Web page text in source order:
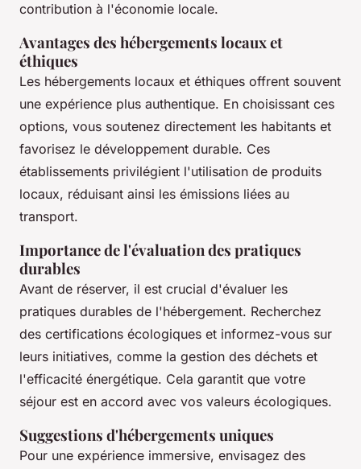
contribution à l'économie locale.
Avantages des hébergements locaux et
éthiques
Les hébergements locaux et éthiques offrent souvent
une expérience plus authentique. En choisissant ces
options, vous soutenez directement les habitants et
favorisez le développement durable. Ces
établissements privilégient l'utilisation de produits
locaux, réduisant ainsi les émissions liées au
transport.
Importance de l'évaluation des pratiques
durables
Avant de réserver, il est crucial d'évaluer les
pratiques durables de l'hébergement. Recherchez
des certifications écologiques et informez-vous sur
leurs initiatives, comme la gestion des déchets et
l'efficacité énergétique. Cela garantit que votre
séjour est en accord avec vos valeurs écologiques.
Suggestions d'hébergements uniques
Pour une expérience immersive, envisagez des